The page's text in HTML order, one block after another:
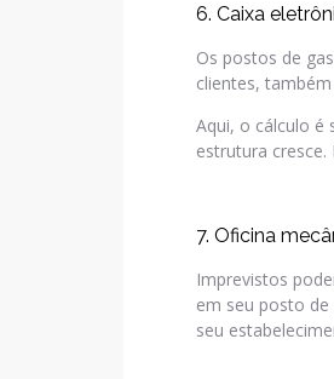
6. Caixa
Os postos de
clientes,
Aqui, o cálculo é
estrutura cresce.
7. Oficina
Imprevistos
em seu posto
seu